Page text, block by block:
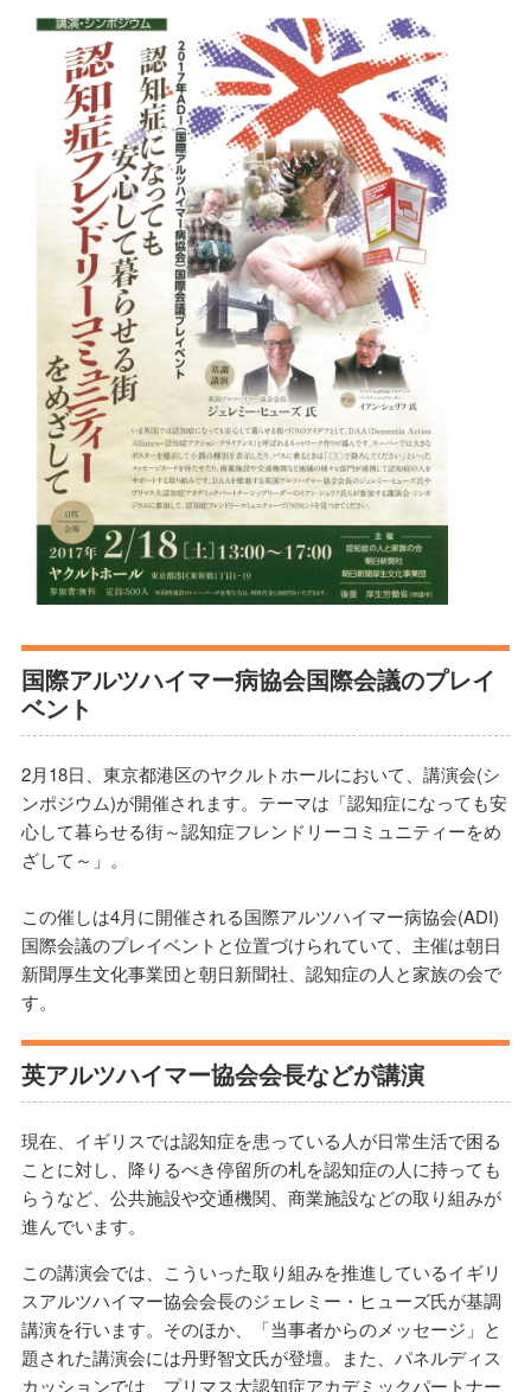
国際アルツハイマー病協会国際会議のプレイ
ベント
2月18日、東京都港区のヤクルトホールにおいて、講演会(シ
ンポジウム)が開催されます。テーマは「認知症になっても安
心して暮らせる街～認知症フレンドリーコミュニティーをめ
ざして～」。
この催しは4月に開催される国際アルツハイマー病協会(ADI)
国際会議のプレイベントと位置づけられていて、主催は朝日
新聞厚生文化事業団と朝日新聞社、認知症の人と家族の会で
す。
英アルツハイマー協会会長などが講演
現在、イギリスでは認知症を患っている人が日常生活で困る
ことに対し、降りるべき停留所の札を認知症の人に持っても
らうなど、公共施設や交通機関、商業施設などの取り組みが
進んでいます。
この講演会では、こういった取り組みを推進しているイギリ
スアルツハイマー協会会長のジェレミー・ヒューズ氏が基調
講演を行います。そのほか、「当事者からのメッセージ」と
題された講演会には丹野智文氏が登壇。また、パネルディス
カッションでは、プリマス大認知症アカデミックパートナー